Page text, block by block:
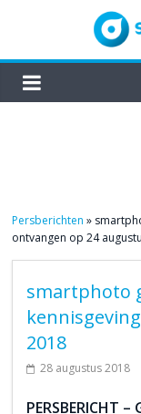
content
Persberichten »
ontvangen op 24
smartphoto
2018
28 augustus 2018